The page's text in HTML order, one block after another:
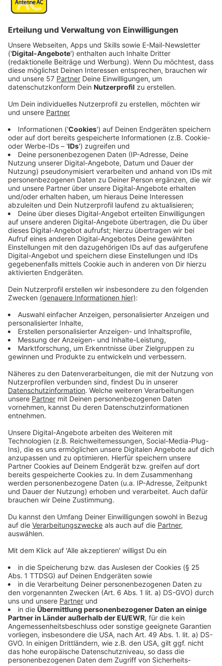
ihres Lebens verbringen.
Veröffentlicht:Sonntag, 23.07.2023 19:45
Anzeige
Doch dann erwischt Mavis ihren Jacque im Bett mit
einer anderen Frau und das Drama nimmt seinen Lauf.
Mit Hilfe ihres bestens Freundes Khalil (Tone Bell)
wird fluchtartig die gemeinsame Wohnung verlassen
und ein kurzfristiges Lager bei ihrer Freundin Jade (Liza
Treyger) aufgeschlagen. Mit der Unterstützung ihrer
Freunde versucht sich Mavis nun ein neues Leben
aufzubauen. Und das wird turbulenter als gedacht.
Streaming-Dienst: Netflix
Anzeige
Wir benötigen Ihre
Zustimmung, um den YouTube
Video-Service zu laden!
Wir verwenden einen Service eines
Drittanbieters, um Videoinhalte
einzubetten. Dieser Service kann
Daten zu Ihren Aktivitäten
sammeln. Bitte lesen Sie die
Details durch und stimmen Sie der
Nutzung des Service zu, um dieses
Video anzusehen.
Mehr Informationen
Akzeptieren
powered byUsercentrics Consent
Management Platform
Mit viel Lipgloss, einem Sack voll bunter Kleider und
neues Leben an.
Anzeige
©Copyright: Netflix
Wo Mavis auftaucht, wird es schnell schräg, bunt und
laut.
©Copyright: Netflix
Aber Mavis hat auch ihre Tiefpunkte.
Anzeige